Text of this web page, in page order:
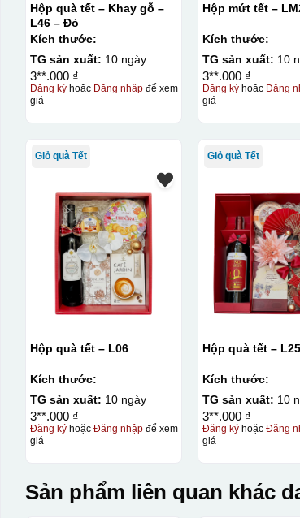
Hộp quà tết – Khay gỗ –
L46 – Đỏ
Kích thước:
TG sản xuất: 10 ngày
3**.000 ₫
Đăng kýhoặc Đăng nhậpđể xem
giá
Hộp mứt tết –
Kích thước:
TG sản xuất: 10
3**.000 ₫
Đăng ký hoặcĐăng
giá
Giỏ quà Tết
Hộp quà tết – L06
Kích thước:
TG sản xuất: 10 ngày
3**.000 ₫
Đăng kýhoặc Đăng nhậpđể xem
giá
Giỏ quà Tết
Hộp quà tết –
Kích thước:
TG sản xuất: 10
3**.000 ₫
Đăng ký hoặcĐăng
giá
Sản phẩm liên quan khác